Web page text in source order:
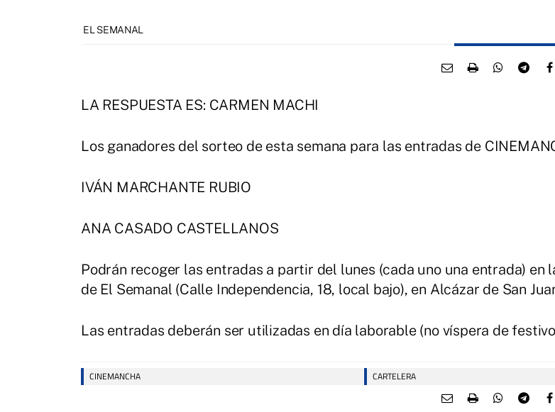
EL SEMANAL
LA RESPUESTA ES: CARMEN MACHI
Los ganadores del sorteo de esta semana para las entradas de
IVÁN MARCHANTE RUBIO
ANA CASADO CASTELLANOS
Podrán recoger las entradas a partir del lunes (cada uno una entrada) en
de El Semanal (Calle Independencia, 18, local bajo), en Alcázar de San
Las entradas deberán ser utilizadas en día laborable (no víspera de
CINEMANCHA CARTELERA